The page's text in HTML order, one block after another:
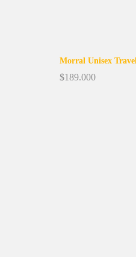
Morral Unisex Travel
$189.000